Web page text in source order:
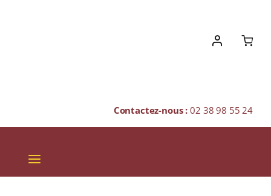
Contactez-nous :02 38 98 55 24
Toggle
Navigation